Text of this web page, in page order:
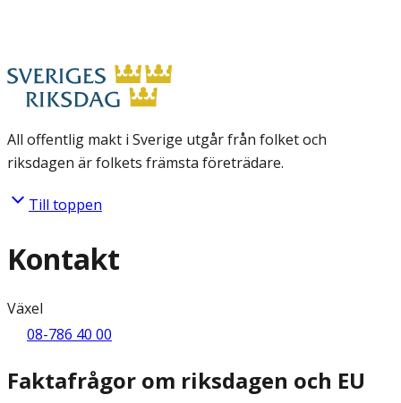
All offentlig makt i Sverige utgår från folket och
riksdagen är folkets främsta företrädare.
Till toppen
Kontakt
Växel
08-786 40 00
Faktafrågor om riksdagen och EU